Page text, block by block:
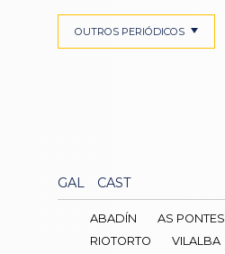
GAL CAST
OUTROS PERIÓDICOS
ABADÍN AS PONTES
RIOTORTO
VILALBA